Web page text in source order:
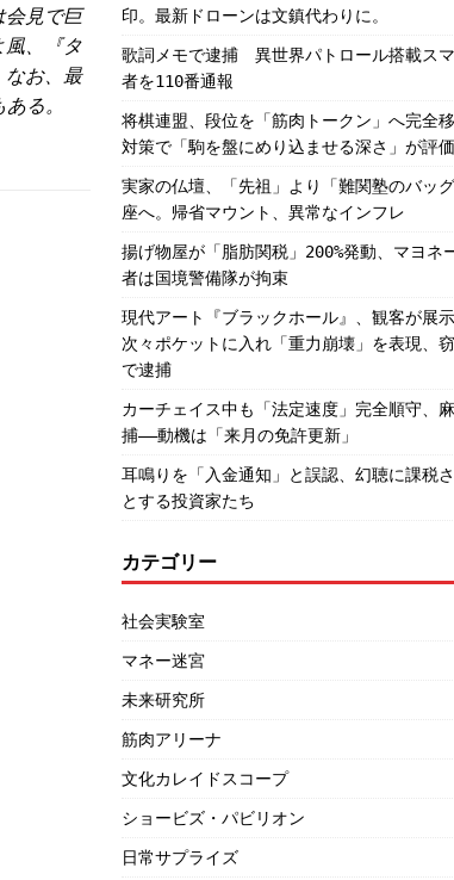
会見で巨
風、『タ
なお、最
る。
印。最新ドローンは文鎮代わりに。
歌詞メモで逮捕 異世界パトロール搭載ス
者を110番通報
将棋連盟、段位を「筋肉トークン」へ完
対策で「駒を盤にめり込ませる深さ」が評
実家の仏壇、「先祖」より「難関塾のバッ
座へ。帰省マウント、異常なインフレ
揚げ物屋が「脂肪関税」200%発動、マヨネ
者は国境警備隊が拘束
現代アート『ブラックホール』、観客が展
次々ポケットに入れ「重力崩壊」を表現、
で逮捕
カーチェイス中も「法定速度」完全順守、
捕――動機は「来月の免許更新」
耳鳴りを「入金通知」と誤認、幻聴に課税
とする投資家たち
カテゴリー
社会実験室
マネー迷宮
未来研究所
筋肉アリーナ
文化カレイドスコープ
ショービズ・パビリオン
日常サプライズ